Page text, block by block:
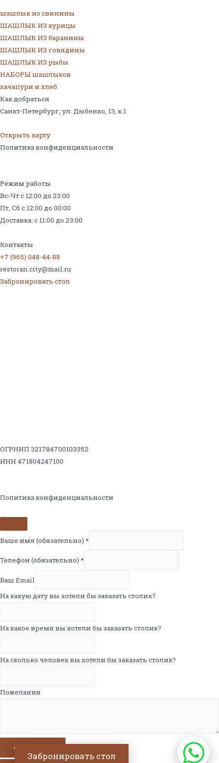
шашлык из свинины
ШАШЛЫК ИЗ курицы
ШАШЛЫК ИЗ баранины
ШАШЛЫК ИЗ говядины
ШАШЛЫК ИЗ рыбы
НАБОРЫ шашлыков
хачапури и хлеб
Как добраться
Санкт-Петербург, ул. Дыбенко, 13, к.1
Открыть карту
Политика конфиденциальности
Забронировать стол
Режим работы
Вс-Чт с 12:00 до 23:00
Пт, Сб с 12:00 до 00:00
Доставка: с 11:00 до 23:00
Контакты
+7 (965) 048-44-88
restoran.city@mail.ru
Забронировать стол
ОГРНИП 321784700103352
ИНН 471804247100
Политика конфиденциальности
Ваше имя (обязательно) *
Телефон (обязательно) *
Ваш Email
На какую дату вы хотели бы заказать столик?
На какое время вы хотели бы заказать столик?
На сколько человек вы хотели бы заказать столик?
Пожелания
Отправить